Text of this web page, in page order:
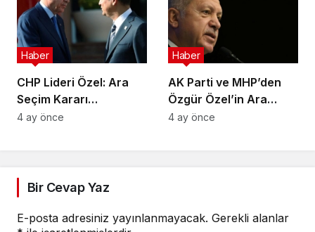
CHP Lideri Özel: Ara
Seçim Kararı
Yürütmenin Değil
Haber
4 ay önce
AK Parti ve MHP’den
Özgür Özel’in Ara
Seçim Çağrısına Ret
Haber
4 ay önce
Bir Cevap Yaz
E-posta adresiniz yayınlanmayacak. Gerekli alanlar